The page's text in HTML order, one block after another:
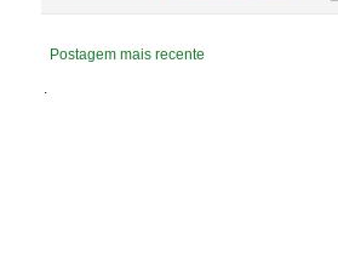
Postagem mais recente
.